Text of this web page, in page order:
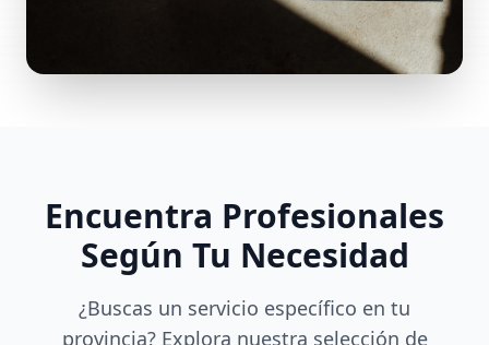
Encuentra Profesionales
Según Tu Necesidad
¿Buscas un servicio específico en tu
provincia? Explora nuestra selección de